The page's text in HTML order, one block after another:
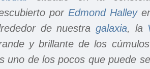
por Edmond Halley
de nuestra galaxia, la
y brillante de los
uno de los pocos que puede